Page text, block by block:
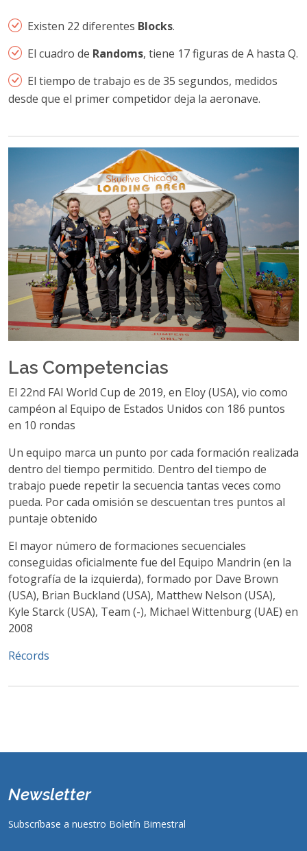
Existen 22 diferentes Blocks.
El cuadro de Randoms, tiene 17 figuras de A hasta Q.
El tiempo de trabajo es de 35 segundos, medidos
desde que el primer competidor deja la aeronave.
Las Competencias
El 22nd FAI World Cup de 2019, en Eloy (USA), vio como
campéon al Equipo de Estados Unidos con 186 puntos
en 10 rondas
Un equipo marca un punto por cada formación realizada
dentro del tiempo permitido. Dentro del tiempo de
trabajo puede repetir la secuencia tantas veces como
pueda. Por cada omisión se descuentan tres puntos al
puntaje obtenido
El mayor número de formaciones secuenciales
conseguidas oficialmente fue del Equipo Mandrin (en la
fotografía de la izquierda), formado por Dave Brown
(USA), Brian Buckland (USA), Matthew Nelson (USA),
Kyle Starck (USA), Team (-), Michael Wittenburg (UAE) en
2008
Récords
Newsletter
Subscríbase a nuestro Boletín Bimestral